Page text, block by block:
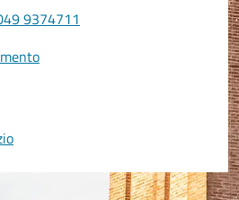
9374711